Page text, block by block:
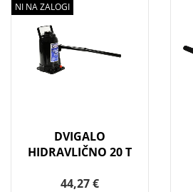
NI NA ZALOGI
DVIGALO
HIDRAVLIČNO 20 T
44,27 €